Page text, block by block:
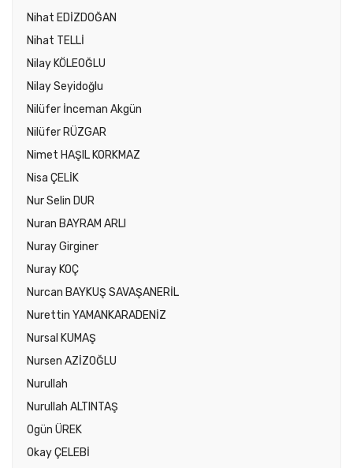
Nihat EDİZDOĞAN
Nihat TELLİ
Nilay KÖLEOĞLU
Nilay Seyidoğlu
Nilüfer İnceman Akgün
Nilüfer RÜZGAR
Nimet HAŞIL KORKMAZ
Nisa ÇELİK
Nur Selin DUR
Nuran BAYRAM ARLI
Nuray Girginer
Nuray KOÇ
Nurcan BAYKUŞ SAVAŞANERİL
Nurettin YAMANKARADENİZ
Nursal KUMAŞ
Nursen AZİZOĞLU
Nurullah
Nurullah ALTINTAŞ
Ogün ÜREK
Okay ÇELEBİ